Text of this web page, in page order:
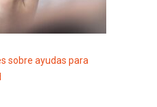
sobre ayudas para